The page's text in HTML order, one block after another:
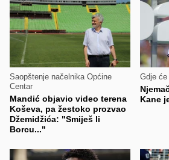
Saopštenje načelnika Općine
Centar
Mandić objavio video terena
Koševa, pa žestoko prozvao
Džemidžića: "Smiješ li
Borcu..."
Gdje
Kane